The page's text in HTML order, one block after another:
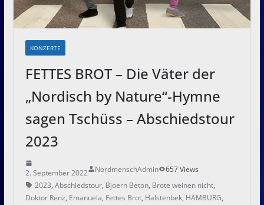
KONZERTE
FETTES BROT – Die Väter der
„Nordisch by Nature“-Hymne
sagen Tschüss – Abschiedstour
2023
2. September 2022 NordmenschAdmin
657 Views
2023, Abschiedstour, Bjoern Beton, Brote weinen nicht,
Doktor Renz, Emanuela, Fettes Brot, Halstenbek, HAMBURG,